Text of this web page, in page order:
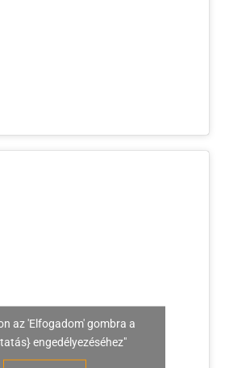
az 'Elfogadom' gombra a
engedélyezéséhez"